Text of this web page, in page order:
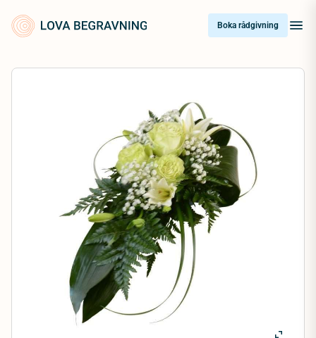
content
Boka rådgivning